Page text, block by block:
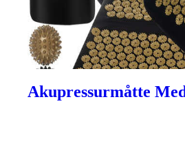
Akupressurmåtte